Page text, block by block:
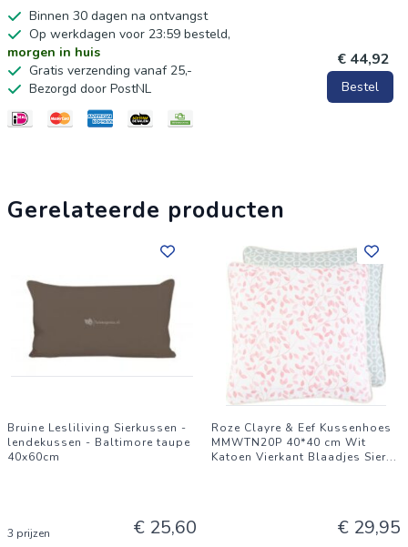
sfeer. Dit kussen is een prachtig cadeau voor verjaardagen,
feestdagen of speciale gelegenheden, waarmee je jouw
dierbaren laat zien hoeveel je om hen geeft. Maak je zitplek
compleet met dit stijlvolle en comfortabele vloerkussen.
Binnen 30 dagen na ontvangst
Op werkdagen voor 23:59 besteld,
morgen in huis
Gratis verzending vanaf 25,-
Bezorgd door PostNL
€ 44,92
Bestel
Gerelateerde producten
Bruine Lesliliving Sierkussen -
lendekussen - Baltimore taupe
40x60cm
3 prijzen € 25,60
Roze Clayre & Eef Kussenhoes
MMWTN20P 40*40 cm Wit
Katoen Vierkant Blaadjes Sier...
€ 29,95